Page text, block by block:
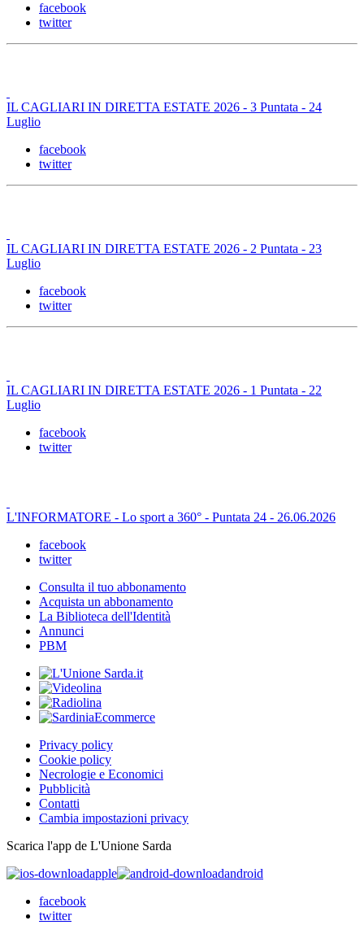
facebook
twitter
IL CAGLIARI IN DIRETTA ESTATE 2026 - 3 Puntata - 24
Luglio
facebook
twitter
IL CAGLIARI IN DIRETTA ESTATE 2026 - 2 Puntata - 23
Luglio
facebook
twitter
IL CAGLIARI IN DIRETTA ESTATE 2026 - 1 Puntata - 22
Luglio
facebook
twitter
L'INFORMATORE - Lo sport a 360° - Puntata 24 - 26.06.2026
facebook
twitter
Consulta il tuo abbonamento
Acquista un abbonamento
La Biblioteca dell'Identità
Annunci
PBM
Privacy policy
Cookie policy
Necrologie e Economici
Pubblicità
Contatti
Cambia impostazioni privacy
Scarica l'app de L'Unione Sarda
apple
android
facebook
twitter